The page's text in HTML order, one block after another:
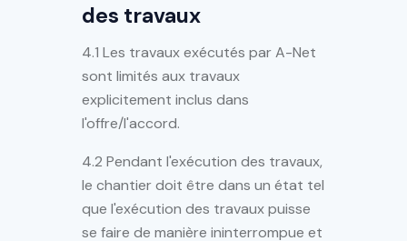
des travaux
4.1 Les travaux exécutés par A-Net
sont limités aux travaux
explicitement inclus dans
l'offre/l'accord.
4.2 Pendant l'exécution des travaux,
le chantier doit être dans un état tel
que l'exécution des travaux puisse
se faire de manière ininterrompue et